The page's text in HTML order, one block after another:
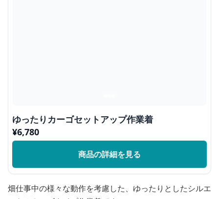
ゆったりカーゴセットアップ作業着
¥6,780
商品の詳細を見る
畑仕事中の様々な動作を考慮した、ゆったりとしたシルエ